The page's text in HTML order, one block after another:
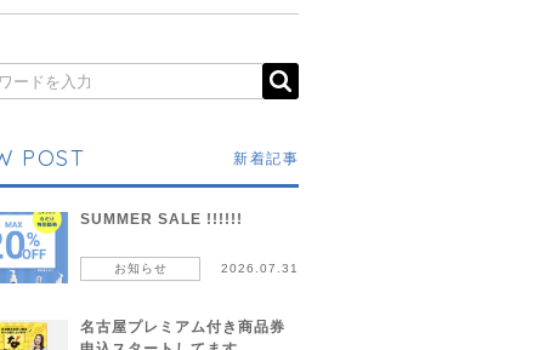
POST 新着記事
SUMMER SALE !!!!!!
お知らせ 2026.07.31
名古屋プレミアム付き商品券